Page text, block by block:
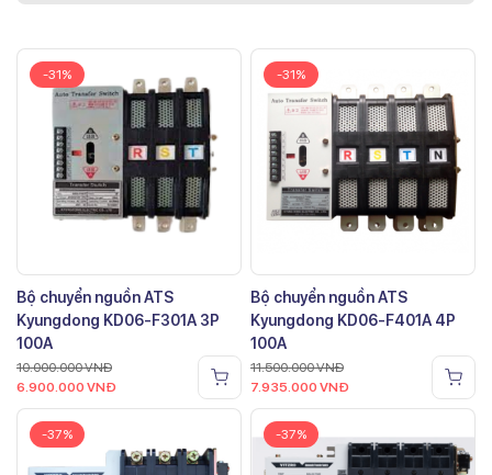
-31%
Bộ chuyển nguồn ATS
Kyungdong KD06-F301A 3P
100A
10.000.000VNĐ
6.900.000 VNĐ
-31%
Bộ chuyển nguồn ATS
Kyungdong KD06-F401A 4P
100A
11.500.000VNĐ
7.935.000 VNĐ
-37% -37%